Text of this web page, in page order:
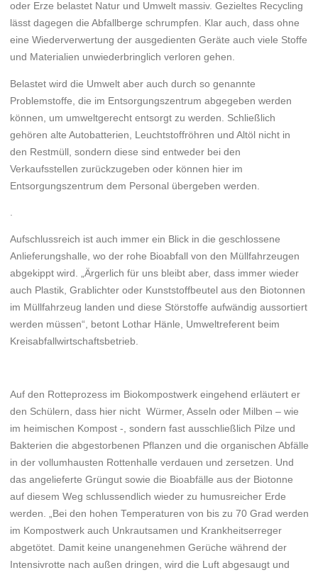
oder Erze belastet Natur und Umwelt massiv. Gezieltes Recycling
lässt dagegen die Abfallberge schrumpfen. Klar auch, dass ohne
eine Wiederverwertung der ausgedienten Geräte auch viele Stoffe
und Materialien unwiederbringlich verloren gehen.
Belastet wird die Umwelt aber auch durch so genannte
Problemstoffe, die im Entsorgungszentrum abgegeben werden
können, um umweltgerecht entsorgt zu werden. Schließlich
gehören alte Autobatterien, Leuchtstoffröhren und Altöl nicht in
den Restmüll, sondern diese sind entweder bei den
Verkaufsstellen zurückzugeben oder können hier im
Entsorgungszentrum dem Personal übergeben werden.
.
Aufschlussreich ist auch immer ein Blick in die geschlossene
Anlieferungshalle, wo der rohe Bioabfall von den Müllfahrzeugen
abgekippt wird. „Ärgerlich für uns bleibt aber, dass immer wieder
auch Plastik, Grablichter oder Kunststoffbeutel aus den Biotonnen
im Müllfahrzeug landen und diese Störstoffe aufwändig aussortiert
werden müssen“, betont Lothar Hänle, Umweltreferent beim
Kreisabfallwirtschaftsbetrieb.
Auf den Rotteprozess im Biokompostwerk eingehend erläutert er
den Schülern, dass hier nicht Würmer, Asseln oder Milben – wie
im heimischen Kompost -, sondern fast ausschließlich Pilze und
Bakterien die abgestorbenen Pflanzen und die organischen Abfälle
in der vollumhausten Rottenhalle verdauen und zersetzen. Und
das angelieferte Grüngut sowie die Bioabfälle aus der Biotonne
auf diesem Weg schlussendlich wieder zu humusreicher Erde
werden. „Bei den hohen Temperaturen von bis zu 70 Grad werden
im Kompostwerk auch Unkrautsamen und Krankheitserreger
abgetötet. Damit keine unangenehmen Gerüche während der
Intensivrotte nach außen dringen, wird die Luft abgesaugt und